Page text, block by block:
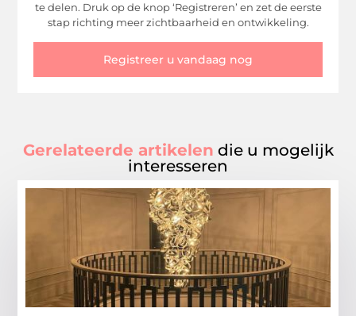
te delen. Druk op de knop ‘Registreren’ en zet de eerste
stap richting meer zichtbaarheid en ontwikkeling.
Registreer u vandaag nog
Gerelateerde artikelen die u mogelijk
interesseren